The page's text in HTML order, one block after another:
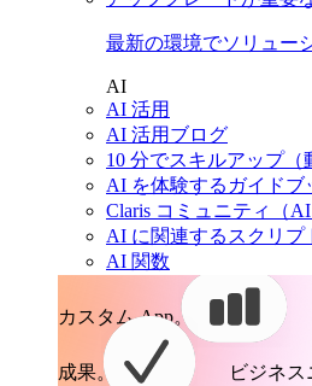
最新の環境でソリュー
AI
AI 活用
AI 活用ブログ
10 分でスキルアップ（
AI を体験するガイド
Claris コミュニティ（AI
AI に関連するスクリプ
AI 関数
カスタム App。
成果。
ビジネ